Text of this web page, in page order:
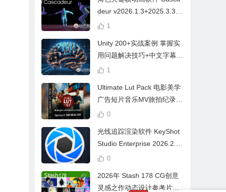
deur v2026.1.3+2025.3.3
Win/Mac+中文字幕教程
1
Unity 200+实战案例 掌握实
用问题解决技巧+中文字幕 L
earn Problem Solving
1
Ultimate Lut Pack 电影美学
广告短片音乐MV旅拍纪录片
视频调色预设
0
光线追踪渲染软件 KeyShot
Studio Enterprise 2026.2.1
Win中文版
0
2026年 Stash 178 CG创意
灵感之作动态设计参考片广